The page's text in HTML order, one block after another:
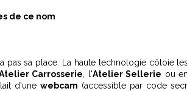
de ce nom
pas sa place. La haute technologie côtoie
Carrosserie , l'Atelier Sellerie ou
d'une webcam (accessible par code